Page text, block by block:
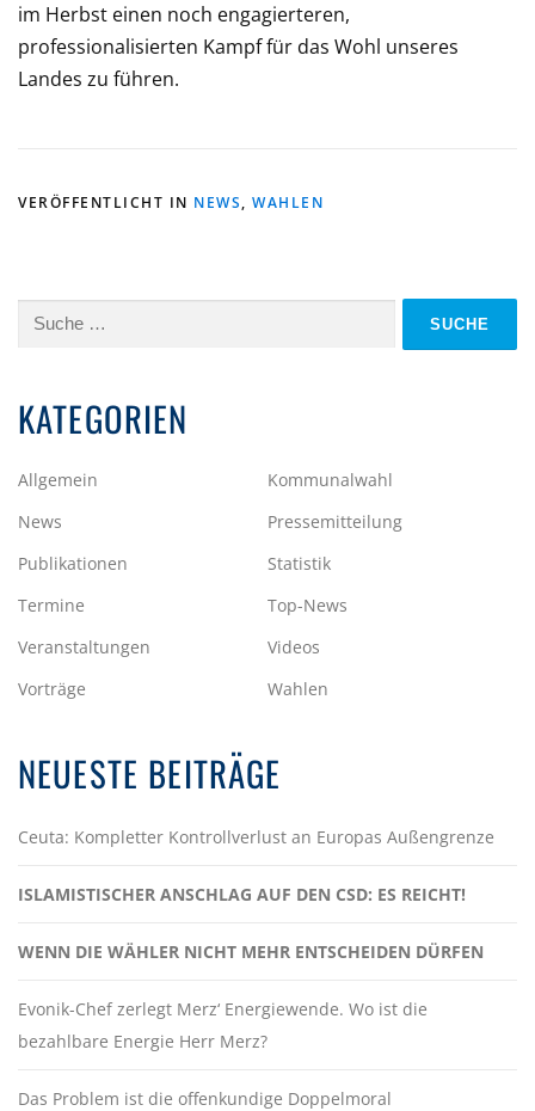
im Herbst einen noch engagierteren,
professionalisierten Kampf für das Wohl unseres
Landes zu führen.
VERÖFFENTLICHT IN NEWS, WAHLEN
Suche
KATEGORIEN
Allgemein
Kommunalwahl
News
Pressemitteilung
Publikationen
Statistik
Termine
Top-News
Veranstaltungen
Videos
Vorträge
Wahlen
NEUESTE BEITRÄGE
Ceuta: Kompletter Kontrollverlust an Europas Außengrenze
ISLAMISTISCHER ANSCHLAG AUF DEN CSD: ES REICHT!
WENN DIE WÄHLER NICHT MEHR ENTSCHEIDEN DÜRFEN
Evonik-Chef zerlegt Merz‘ Energiewende. Wo ist die
bezahlbare Energie Herr Merz?
Das Problem ist die offenkundige Doppelmoral